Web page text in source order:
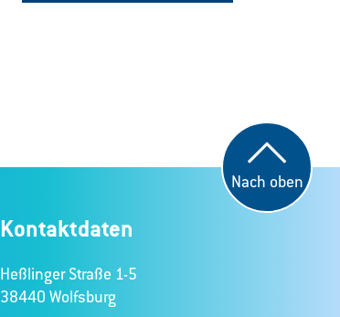
Nach oben
Kontaktdaten
Heßlinger Straße 1-5
38440 Wolfsburg